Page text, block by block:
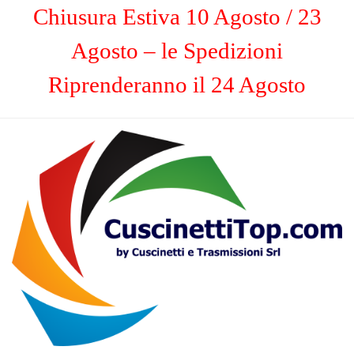
Chiusura Estiva 10 Agosto / 23
Agosto – le Spedizioni
Riprenderanno il 24 Agosto